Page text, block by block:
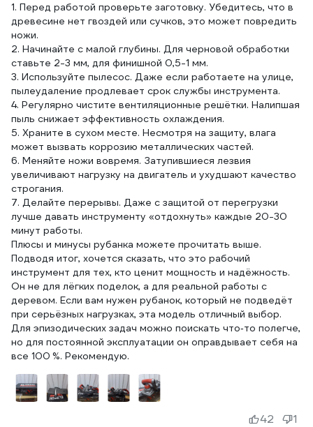
1. Перед работой проверьте заготовку. Убедитесь, что в
древесине нет гвоздей или сучков, это может повредить
ножи.
2. Начинайте с малой глубины. Для черновой обработки
ставьте 2-3 мм, для финишной 0,5-1 мм.
3. Используйте пылесос. Даже если работаете на улице,
пылеудаление продлевает срок службы инструмента.
4. Регулярно чистите вентиляционные решётки. Налипшая
пыль снижает эффективность охлаждения.
5. Храните в сухом месте. Несмотря на защиту, влага
может вызвать коррозию металлических частей.
6. Меняйте ножи вовремя. Затупившиеся лезвия
увеличивают нагрузку на двигатель и ухудшают качество
строгания.
7. Делайте перерывы. Даже с защитой от перегрузки
лучше давать инструменту «отдохнуть» каждые 20-30
минут работы.
Плюсы и минусы рубанка можете прочитать выше.
Подводя итог, хочется сказать, что это рабочий
инструмент для тех, кто ценит мощность и надёжность.
Он не для лёгких поделок, а для реальной работы с
деревом. Если вам нужен рубанок, который не подведёт
при серьёзных нагрузках, эта модель отличный выбор.
Для эпизодических задач можно поискать что‑то полегче,
но для постоянной эксплуатации он оправдывает себя на
все 100 %. Рекомендую.
42 1